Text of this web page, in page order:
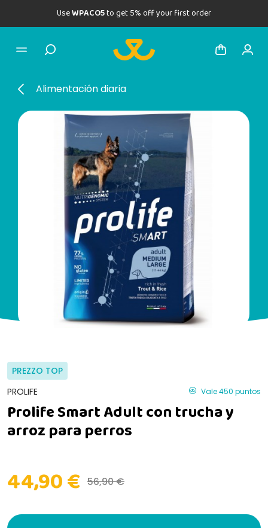
UseWPACO5to get 5% off your first order
Alimentación diaria
PREZZO TOP
PROLIFE
Vale 450 puntos
Prolife Smart Adult con trucha y
arroz para perros
44,90 € 56,90 €